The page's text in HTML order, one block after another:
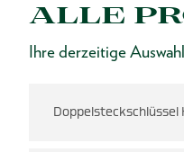
ALLE
Ihre derzeitige